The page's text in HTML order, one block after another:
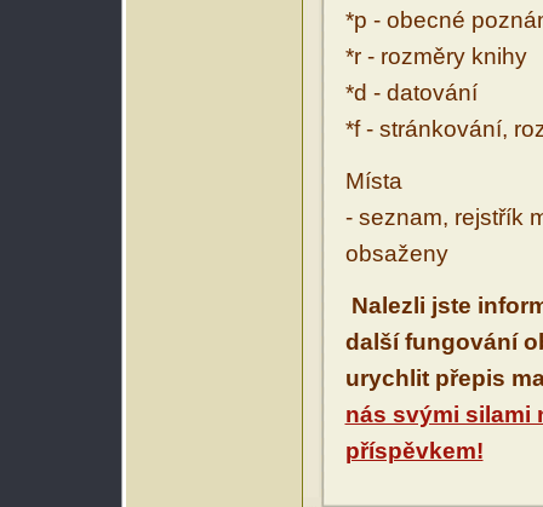
*p - obecné
*r - rozměry knihy
*d - datování
*f - stránkování,
Místa
- seznam, rejstřík
obsaženy
Nalezli jste
další fungování
urychlit přepis
nás svými silami
příspěvkem!